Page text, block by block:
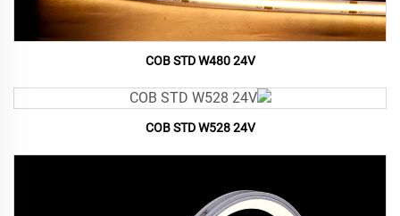
COB STD W480 24V
COB STD W528 24V